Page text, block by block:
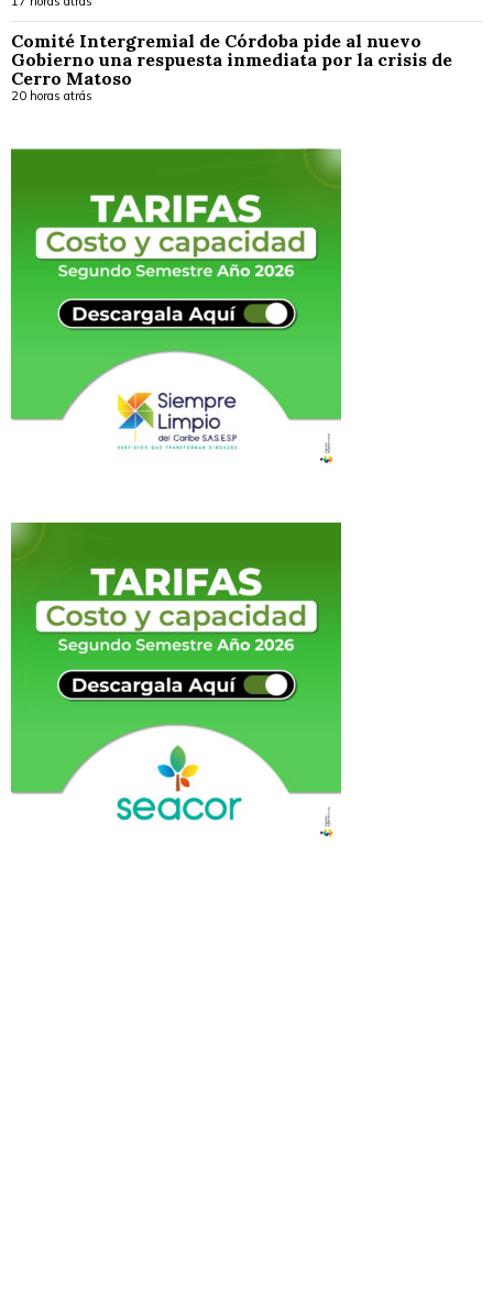
Comité Intergremial de Córdoba pide al nuevo
Gobierno una respuesta inmediata por la crisis de
Cerro Matoso
20 horas atrás